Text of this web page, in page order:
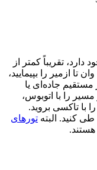
تقریباً کمتر از
تا ازمیر را بپیمایید،
مستقیم جاده‌ای یا
را با اتوبوس،
با تاکسی بروید.
طی کنید. البته تورهای
هستند.